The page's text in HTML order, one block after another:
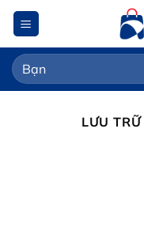
Chuyển
đến
nội
dung
Tìm
kiếm:
LƯU